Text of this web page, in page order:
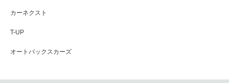
カーネクスト
T-UP
オートバックスカーズ